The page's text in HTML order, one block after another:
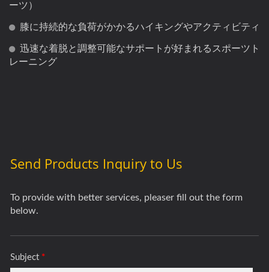
ーツ）
膝に持続的な負荷がかかるハイキングやアクティビティ
迅速な着脱と調整可能なサポートが好まれるスポーツト
レーニング